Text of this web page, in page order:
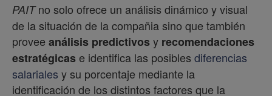
PAITno solo ofrece un análisis dinámico y visual
de la situación de la compañia sino que también
provee análisis predictivosy recomendaciones
estratégicas e identifica las posibles diferencias
salariales y su porcentaje mediante la
identificación de los distintos factores que la